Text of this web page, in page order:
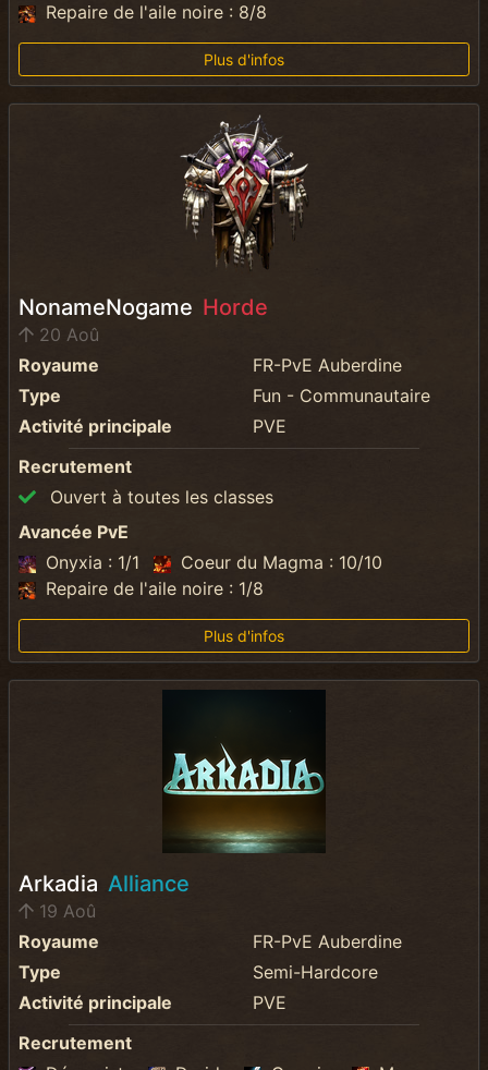
Repaire de l'aile noire : 8/8
Plus d'infos
NonameNogame Horde
20 Aoû
Royaume
FR-PvE Auberdine
Type
Fun - Communautaire
Activité principale
PVE
Recrutement
Ouvert à toutes les classes
Avancée PvE
Onyxia : 1/1
Coeur du Magma : 10/10
Repaire de l'aile noire : 1/8
Plus d'infos
Arkadia Alliance
19 Aoû
Royaume
FR-PvE Auberdine
Type
Semi-Hardcore
Activité principale
PVE
Recrutement